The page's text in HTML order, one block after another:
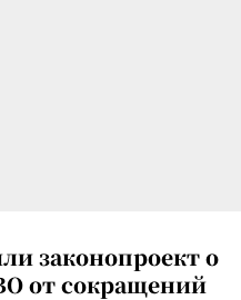
законопроект о
от сокращений